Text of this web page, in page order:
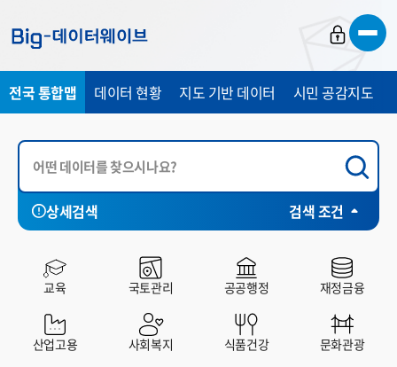
가
기
가
기
가
기
전국 통합맵 데이터 현황 지도 기반 데이터 시민 공감지도
상세검색 검색 조건
서울특별시 부산광역시 대구광역시 인천광역시
공공데이터포털
교육 국토관리 공공행정 재정금융
산업고용 사회복지 식품건강 문화관광